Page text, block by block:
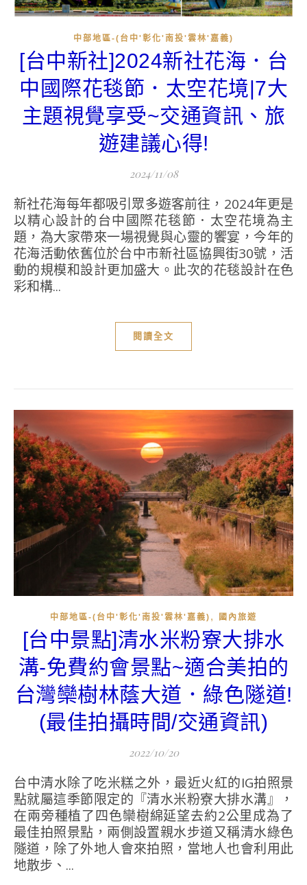
中部地區-(台中'彰化'南投'雲林'嘉義)
[台中新社]2024新社花海．台
中國際花毯節．太空花境|7大
主題視覺享受~交通資訊、旅
遊建議心得!
2024/11/08
新社花海每年都吸引眾多遊客前往，2024年更是
以精心設計的台中國際花毯節．太空花境為主
題，為大家帶來一場視覺與心靈的饗宴，今年的
花海活動依舊位於台中市新社區協興街30號，活
動的規模和設計更加盛大。此次的花毯設計在色
彩和構...
閱讀全文
中部地區-(台中'彰化'南投'雲林'嘉義) , 國內旅遊
[台中景點]清水米粉寮大排水
溝-免費約會景點~適合美拍的
台灣欒樹林蔭大道．綠色隧道!
(最佳拍攝時間/交通資訊)
2022/10/20
台中清水除了吃米糕之外，最近火紅的IG拍照景
點就屬這季節限定的『清水米粉寮大排水溝』，
在兩旁種植了四色欒樹綿延望去約2公里成為了
最佳拍照景點，兩側設置親水步道又稱清水綠色
隧道，除了外地人會來拍照，當地人也會利用此
地散步、...